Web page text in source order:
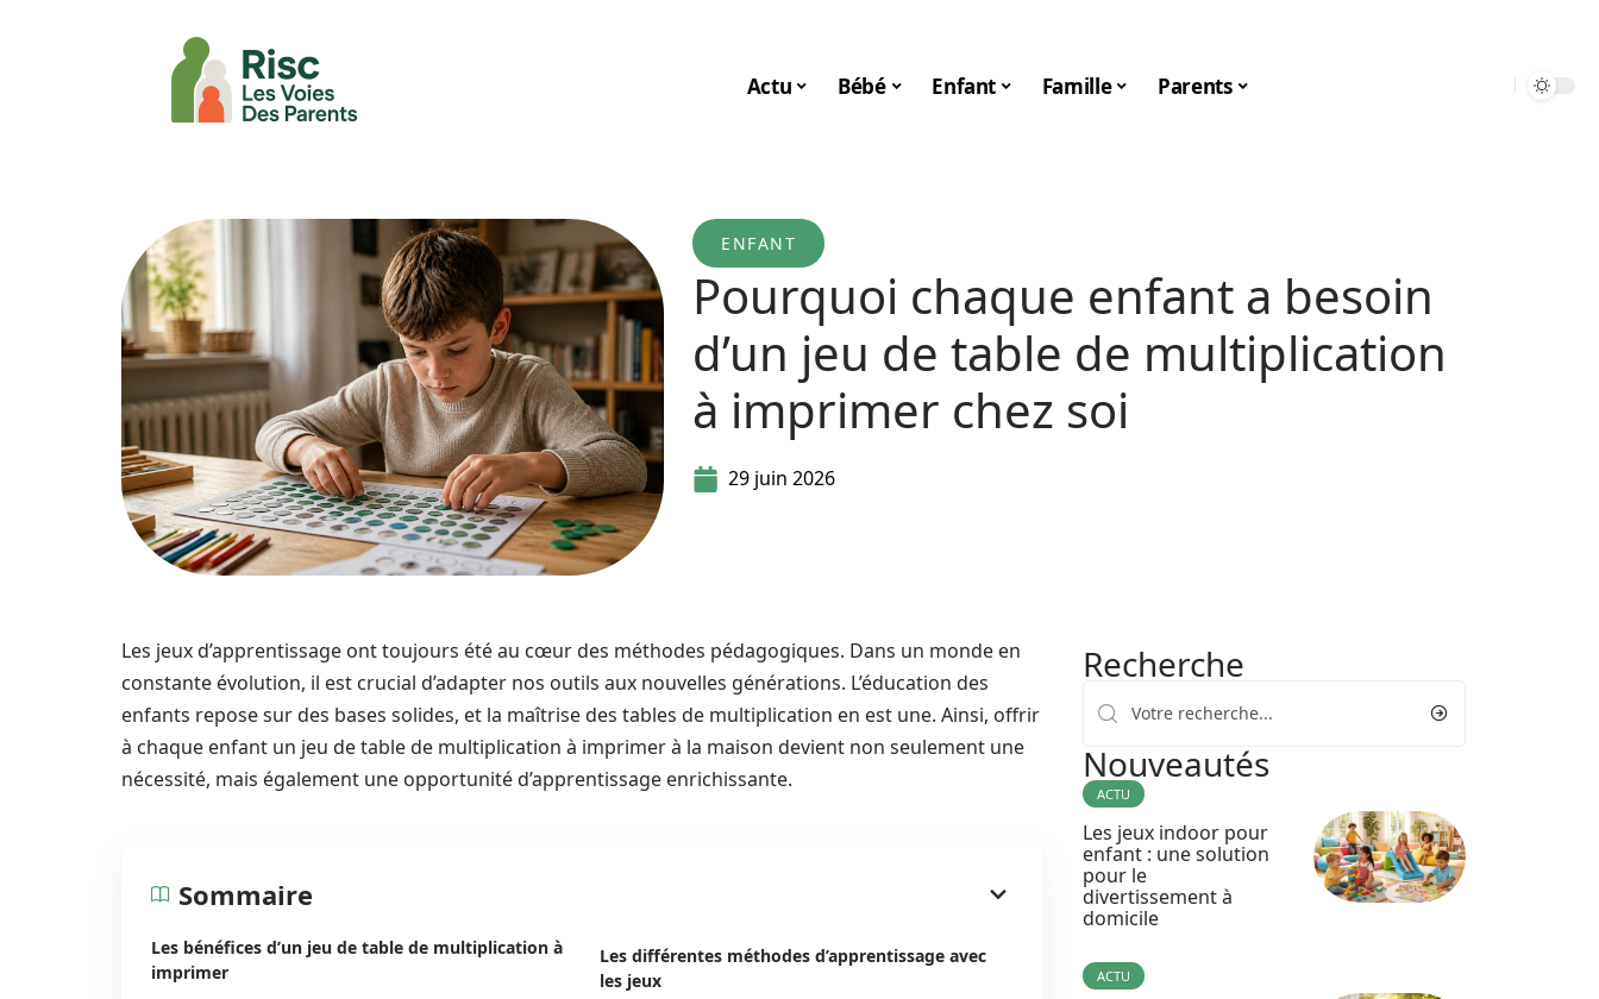
Actu Bébé Enfant Famille Parents
ENFANT
Pourquoi chaque enfant a besoin
d’un jeu de table de multiplication
à imprimer chez soi
29 juin 2026
Les jeux d’apprentissage ont toujours été au cœur des méthodes pédagogiques. Dans un monde en
constante évolution, il est crucial d’adapter nos outils aux nouvelles générations. L’éducation des
enfants repose sur des bases solides, et la maîtrise des tables de multiplication en est une. Ainsi, offrir
à chaque enfant un jeu de table de multiplication à imprimer à la maison devient non seulement une
nécessité, mais également une opportunité d’apprentissage enrichissante.
Sommaire
Les bénéfices d’un jeu de table de multiplication à
imprimer
Les différentes méthodes d’apprentissage avec
les jeux
Recherche
Nouveautés
ACTU
Les jeux indoor pour
enfant : une solution
pour le
divertissement à
domicile
ACTU